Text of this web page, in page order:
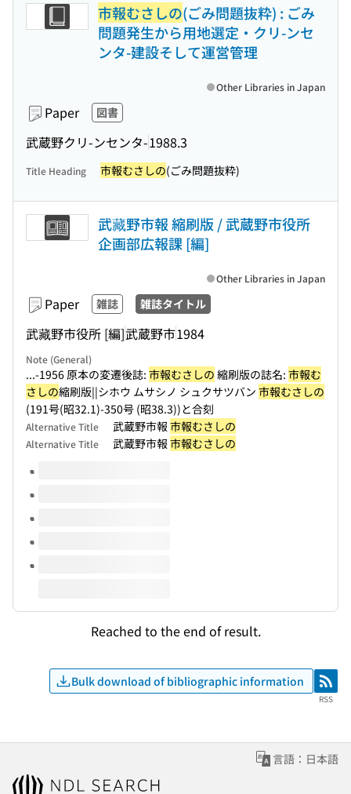
市報むさしの(ごみ問題抜粋) : ごみ
問題発生から用地選定・クリ-ンセ
ンタ-建設そして運営管理
Paper 図書
武蔵野クリ-ンセンタ-1988.3
Other Libraries in Japan
Title Heading 市報むさしの(ごみ問題抜粋)
武藏野市報 縮刷版 / 武蔵野市役所
企画部広報課 [編]
Paper 雑誌 雑誌タイトル
武藏野市役所 [編]武蔵野市1984
Other Libraries in Japan
Note (General)
...-1956 原本の変遷後誌: 市報むさしの 縮刷版の誌名: 市報む
さしの縮刷版||シホウ ムサシノ シュクサツバン 市報むさしの
(191号(昭32.1)-350号 (昭38.3))と合刻
Alternative Title 武蔵野市報 市報むさしの
Alternative Title 武蔵野市報 市報むさしの
Volumes of this title
Reached to the end of result.
Bulk download of bibliographic information RSS
RSS
言語：日本語